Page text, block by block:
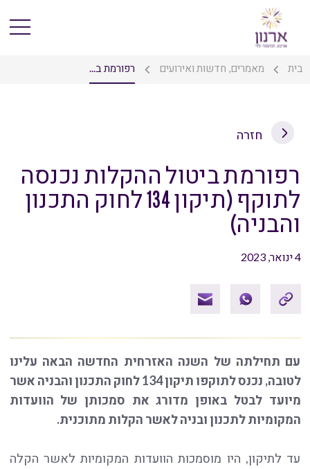
בית מאמרים, חדשות ואירועים רפורמת ב...
חזרה
רפורמת ביטול ההקלות נכנסה
לתוקף (תיקון 134 לחוק התכנון
והבניה)
4 ינואר, 2023
עם תחילתה של השנה האזרחית החדשה הבאה עלינו
לטובה, נכנס לתוקפו תיקון 134 לחוק התכנון והבניה אשר
מיועד לבטל באופן מדורג את סמכותן של הוועדות
המקומיות לתכנון ובניה לאשר הקלות מתוכנית.
עד לתיקון, היו מוסמכות הוועדות המקומיות לאשר הקלה